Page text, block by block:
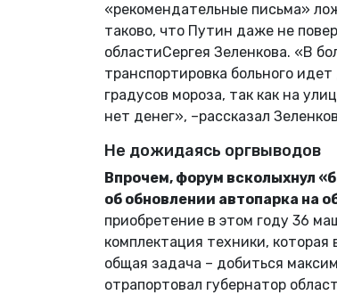
«рекомендательные письма»
таково, что Путин даже не
областиСергея Зеленкова. «В
транспортировка больного
градусов мороза, так как на
нет денег», –рассказал
Не дожидаясь оргвыводов
Впрочем, форум всколыхнул
об обновлении автопарка на
приобретение в этом году 36
комплектация техники,
общая задача – добиться
отрапортовал губернатор